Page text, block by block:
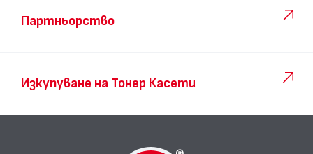
Партньорство
Изкупуване на Тонер Касети